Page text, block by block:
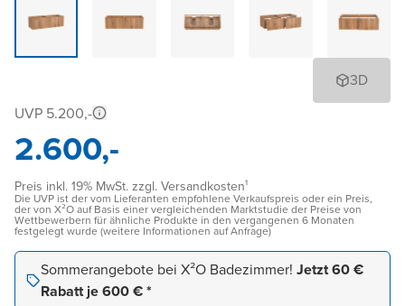
3D
UVP 5.200,-
2.600,-
Preis inkl. 19% MwSt. zzgl. Versandkosten¹
Die UVP ist der vom Lieferanten empfohlene Verkaufspreis oder ein Preis,
der von X²O auf Basis einer vergleichenden Marktstudie der Preise von
Wettbewerbern für ähnliche Produkte in den vergangenen 6 Monaten
festgelegt wurde (weitere Informationen auf Anfrage)
Sommerangebote bei X²O Badezimmer! Jetzt 60 €
Rabatt je 600 € *